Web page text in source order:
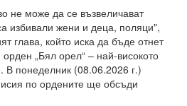
не може да се възвеличават
избивали жени и деца, поляци",
глава, който иска да бъде отнет
„Бял орел“ – най-високото
В понеделник (08.06.2026 г.)
по ордените ще обсъди